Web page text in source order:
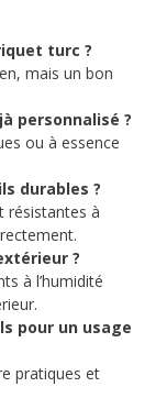
turc ?
mais un bon
personnalisé ?
ou à essence
durables ?
résistantes à
?
à l’humidité
pour un usage
pratiques et